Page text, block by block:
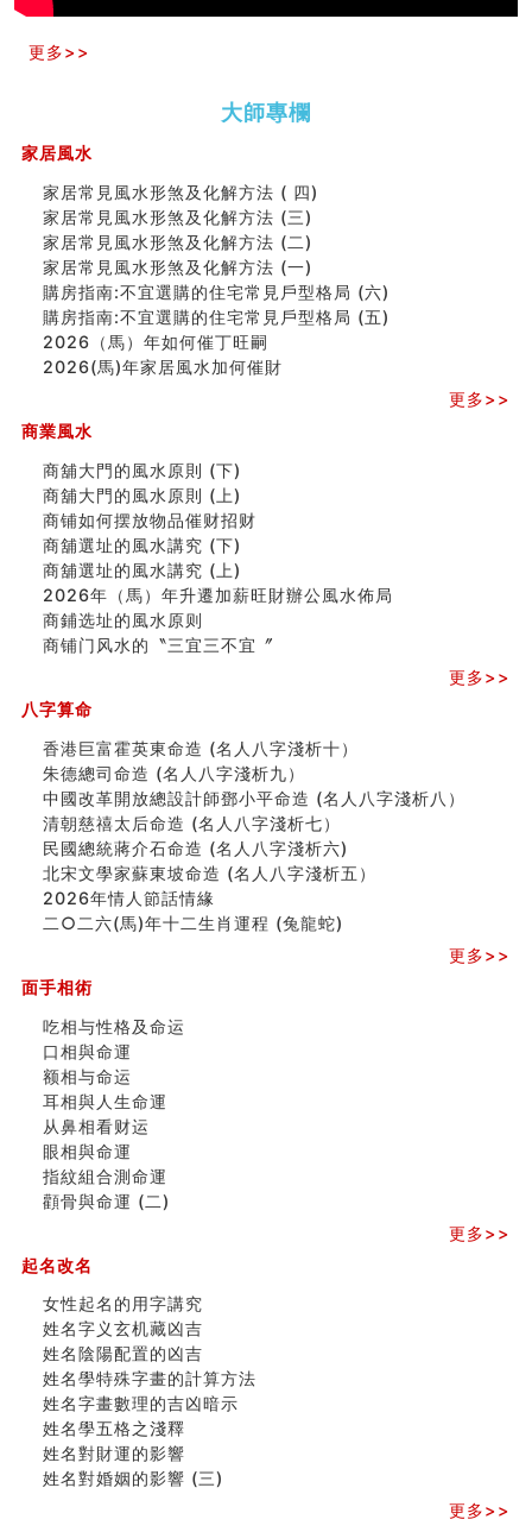
一篇文章解答八字命理所有困惑
姓名字义玄机藏凶吉
套房風水怎麼看？ 租屋風水禁忌有哪些？搬家禁忌要注
精选1500个五行属金的字
玄空本义(九)
八字十神与坐基关系详解
精选1000个五行属土的字
人的面相看财运
玄空本义(八)
六爻算卦：测腹中胎儿是男是女
中國改革開放總設計師鄧小平命造 (名人八字淺析八）
精选1000个五行属火的字
玄空本义(七)
刘燮鈞讲人相 手纹与命运(二)
商铺如何摆放物品催财招财
极其旺夫的女人面相
家居常見風水形煞及化解方法 (二)
居家風水懶人包！房子煞氣怎麼看？風水禁忌有哪些？有
這樣風水的房子別�
南半球的八字如何推排
风水先生林琅仙的传说
从痣看相
姓名陰陽配置的凶吉
六爻測住宅風水 (四)
玄空本义 (五)
财务办公室风水布局
精选1500个五行属木的字
玄空本义 (四)
八字算命：女命八字里日坐伤官克夫？
六爻算卦：我俩之间是否还命中有未尽的缘分？
清朝慈禧太后命造 (名人八字淺析七）
飞灵山传说故事
命理解说：想请问什么时候能够遇到姻缘结婚？
商舖選址的風水講究 (下)
吉凶神跳上大运时的断法【四柱技巧】
家居常見風水形煞及化解方法 (一)
刘燮鈞讲人相 手纹与命运(一)
玄空本义 (二)
大門風水五大禁忌！大門風水擺設？門中門風水解方？
寓意好的五行属水的汉字有哪些？五行属水的汉字大全
女性起名的用字講究
香港巨富霍英東命造 (名人八字淺析十）
購房十大風水原則 (上)
七夕节 我国唯一一个以女性为主角传统节日
商舖大門的風水原則 (下)
手指饱满福运加身，这种手相福运在何处？
家居常見風水形煞及化解方法 ( 四)
八字铁口直断经验总结五十条
更多>>
大師專欄
家居風水
家居常見風水形煞及化解方法 ( 四)
家居常見風水形煞及化解方法 (三)
家居常見風水形煞及化解方法 (二)
家居常見風水形煞及化解方法 (一)
購房指南:不宜選購的住宅常見戶型格局 (六)
購房指南:不宜選購的住宅常見戶型格局 (五)
2026（馬）年如何催丁旺嗣
2026(馬)年家居風水加何催財
更多>>
商業風水
商舖大門的風水原則 (下)
商舖大門的風水原則 (上)
商铺如何摆放物品催财招财
商舖選址的風水講究 (下)
商舖選址的風水講究 (上)
2026年（馬）年升遷加薪旺財辦公風水佈局
商鋪选址的風水原则
商铺门风水的〝三宜三不宜〞
更多>>
八字算命
香港巨富霍英東命造 (名人八字淺析十）
朱德總司命造 (名⼈⼋字淺析九）
中國改革開放總設計師鄧小平命造 (名人八字淺析八）
清朝慈禧太后命造 (名人八字淺析七）
民國總統蔣介石命造 (名人八字淺析六)
北宋文學家蘇東坡命造 (名人八字淺析五）
2026年情人節話情緣
二○二六(馬)年十二生肖運程 (兔龍蛇)
更多>>
面手相術
吃相与性格及命运
口相與命運
额相与命运
耳相與人生命運
从鼻相看财运
眼相與命運
指紋組合測命運
顴骨與命運 (二)
更多>>
起名改名
女性起名的用字講究
姓名字义玄机藏凶吉
姓名陰陽配置的凶吉
姓名學特殊字畫的計算方法
姓名字畫數理的吉凶暗示
姓名學五格之淺釋
姓名對財運的影響
姓名對婚姻的影響 (三)
更多>>